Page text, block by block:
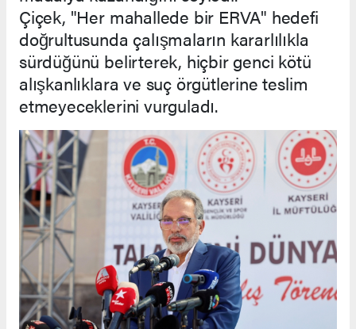
Çiçek, "Her mahallede bir ERVA" hedefi
doğrultusunda çalışmaların kararlılıkla
sürdüğünü belirterek, hiçbir genci kötü
alışkanlıklara ve suç örgütlerine teslim
etmeyeceklerini vurguladı.